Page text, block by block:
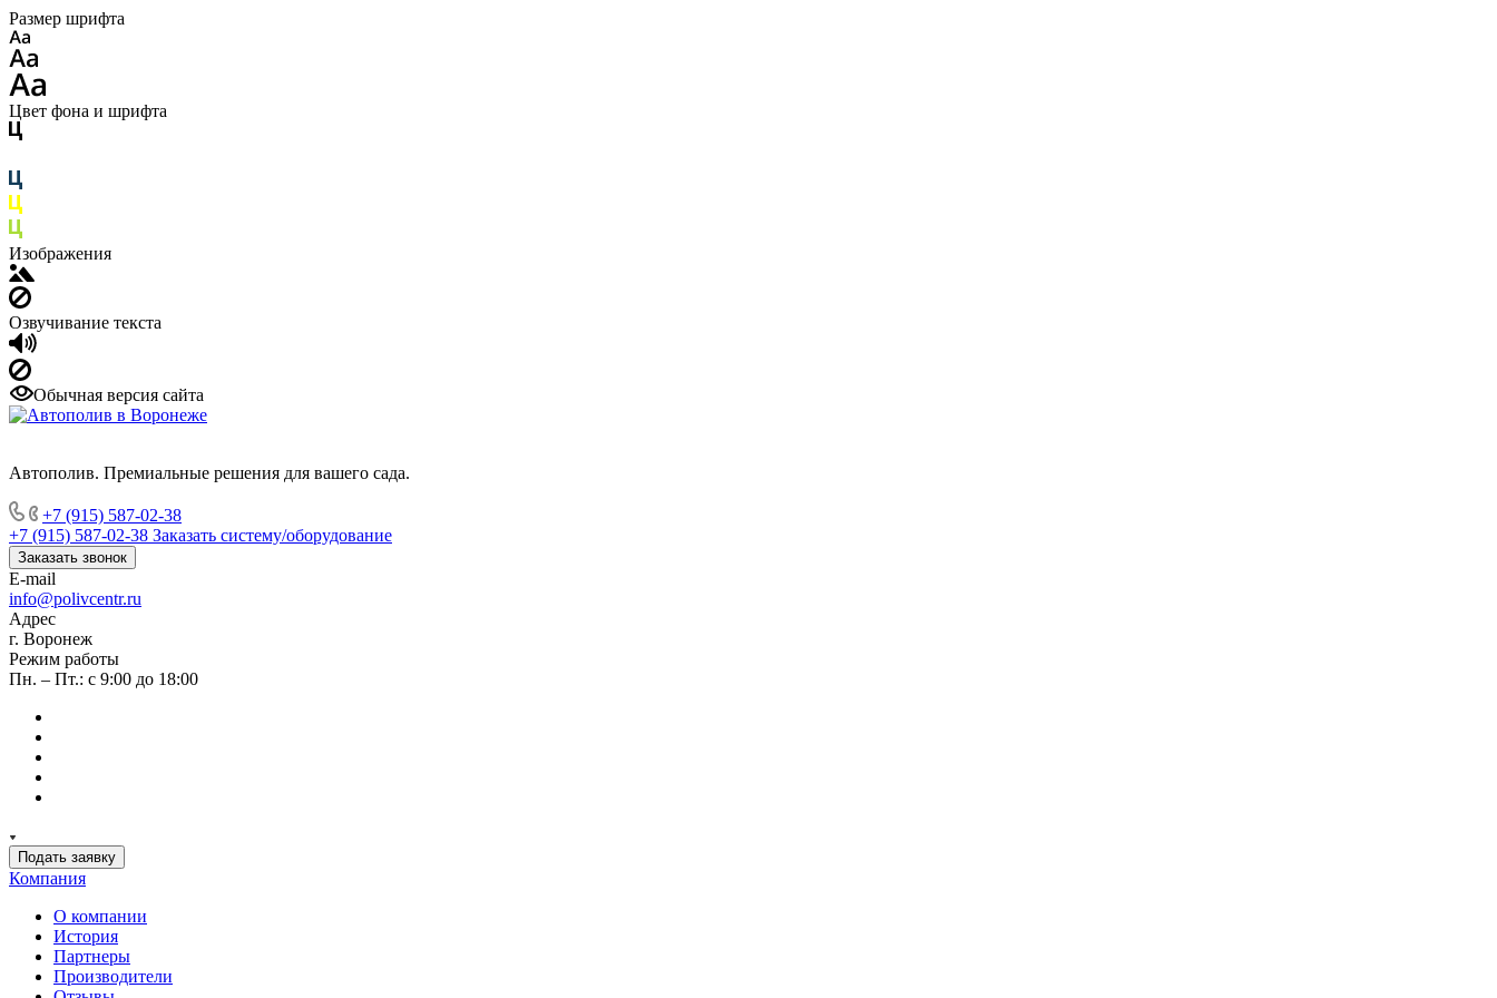
Размер шрифта
Цвет фона и шрифта
Изображения
Озвучивание текста
Обычная версия сайта
Автополив. Премиальные решения для вашего сада.
+7 (915) 587-02-38
+7 (915) 587-02-38 Заказать систему/оборудование
Заказать звонок
E-mail
info@polivcentr.ru
Адрес
г. Воронеж
Режим работы
Пн. – Пт.: с 9:00 до 18:00
Подать заявку
Компания
О компании
История
Партнеры
Производители